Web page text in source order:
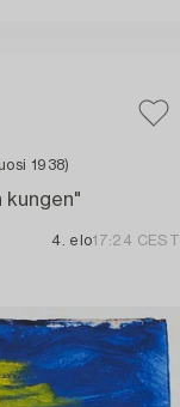
1938)
kungen"
4. elo17:24 CEST